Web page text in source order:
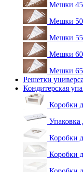
Мешки 45
Мешки 50
Мешки 55
Мешки 60
Мешки 65
Решетки
Кондитерская
Коробки
Упаковка
Коробки
Коробки